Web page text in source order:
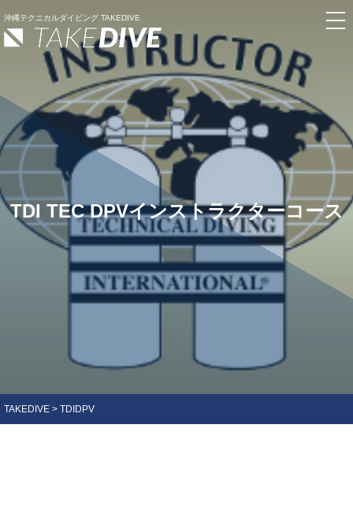
沖縄テクニカルダイビング TAKEDIVE
TDI TEC DPVインストラクターコース
TAKEDIVE > TDIDPV
ナ
ル
TDI